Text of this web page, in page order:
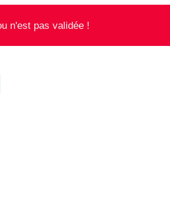
n'est pas validée !